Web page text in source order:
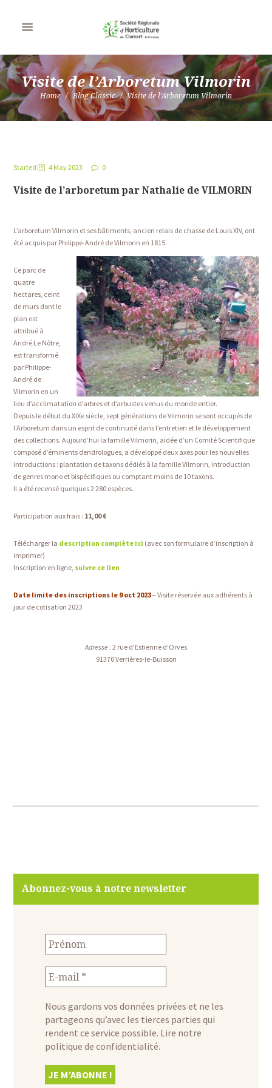
Visite de l’Arboretum Vilmorin
Home Blog Classic Visite de l’Arboretum Vilmorin
Started 4 May 2023 0
Visite de l’arboretum par Nathalie de VILMORIN
L’arboretum Vilmorin et ses bâtiments, ancien relais de chasse de Louis XIV, ont
été acquis par Philippe-André de Vilmorin en 1815.
Ce parc de
quatre
hectares, ceint
de murs dont le
plan est
attribué à
André Le Nôtre,
est transformé
par Philippe-
André de
Vilmorin en un
lieu d’acclimatation d’arbres et d’arbustes venus du monde entier.
Depuis le début du XIXe siècle, sept générations de Vilmorin se sont occupés de
l’Arboretum dans un esprit de continuité dans l’entretien et le développement
des collections. Aujourd’hui la famille Vilmorin, aidée d’un Comité Scientifique
composé d’éminents dendrologues, a développé deux axes pour les nouvelles
introductions : plantation de taxons dédiés à la famille Vilmorin, introduction
de genres mono et bispécifiques ou comptant moins de 10 taxons.
Il a été recensé quelques 2 280 espèces.
Participation aux frais : 11,00 €
Télécharger la description complète ici (avec son formulaire d’inscription à
imprimer)
Inscription en ligne, suivre ce lien
Date limite des inscriptions le 9 oct 2023– Visite réservée aux adhérents à
jour de cotisation 2023
Adresse :2 rue d’Estienne d’Orves
91370 Verrières-le-Buisson
Abonnez-vous à notre newsletter
Nous gardons vos données privées et ne les
partageons qu’avec les tierces parties qui
rendent ce service possible. Lire notre
politique de confidentialité.